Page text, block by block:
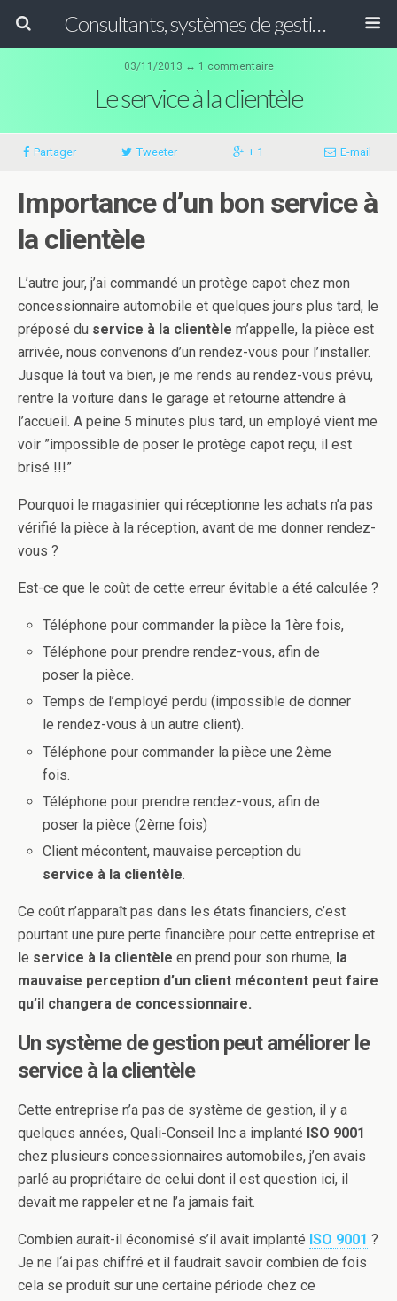
Consultants, systèmes de gestion ISO, HACCP et GFSI
03/11/2013 ↔ 1 commentaire
Le service à la clientèle
Partager Tweeter + 1 E-mail
Importance d’un bon service à
la clientèle
L’autre jour, j’ai commandé un protège capot chez mon
concessionnaire automobile et quelques jours plus tard, le
préposé du service à la clientèle m’appelle, la pièce est
arrivée, nous convenons d’un rendez-vous pour l’installer.
Jusque là tout va bien, je me rends au rendez-vous prévu,
rentre la voiture dans le garage et retourne attendre à
l’accueil. A peine 5 minutes plus tard, un employé vient me
voir ”impossible de poser le protège capot reçu, il est
brisé !!!”
Pourquoi le magasinier qui réceptionne les achats n’a pas
vérifié la pièce à la réception, avant de me donner rendez-
vous ?
Est-ce que le coût de cette erreur évitable a été calculée ?
Téléphone pour commander la pièce la 1ère fois,
Téléphone pour prendre rendez-vous, afin de
poser la pièce.
Temps de l’employé perdu (impossible de donner
le rendez-vous à un autre client).
Téléphone pour commander la pièce une 2ème
fois.
Téléphone pour prendre rendez-vous, afin de
poser la pièce (2ème fois)
Client mécontent, mauvaise perception du
service à la clientèle.
Ce coût n’apparaît pas dans les états financiers, c’est
pourtant une pure perte financière pour cette entreprise et
le service à la clientèle en prend pour son rhume, la
mauvaise perception d’un client mécontent peut faire
qu’il changera de concessionnaire.
Un système de gestion peut améliorer le
service à la clientèle
Cette entreprise n’a pas de système de gestion, il y a
quelques années, Quali-Conseil Inc a implanté ISO 9001
chez plusieurs concessionnaires automobiles, j’en avais
parlé au propriétaire de celui dont il est question ici, il
devait me rappeler et ne l’a jamais fait.
Combien aurait-il économisé s’il avait implanté ISO 9001 ?
Je ne l‘ai pas chiffré et il faudrait savoir combien de fois
cela se produit sur une certaine période chez ce